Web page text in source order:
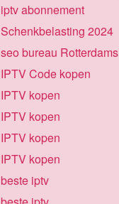
iptv abonnement
Schenkbelasting 2024
seo bureau Rotterdams
IPTV Code kopen
IPTV kopen
IPTV kopen
IPTV kopen
IPTV kopen
beste iptv